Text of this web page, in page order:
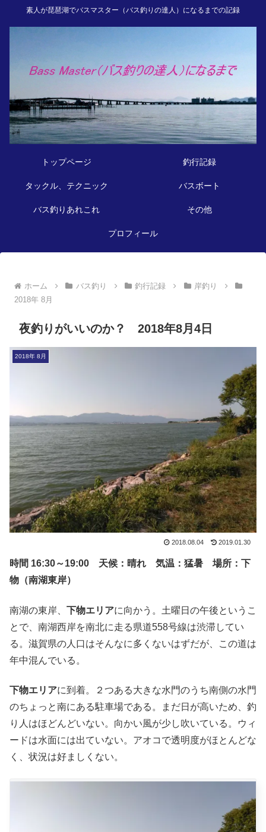
素人が琵琶湖でバスマスター（バス釣りの達人）になるまでの記録
トップページ 釣行記録
タックル、テクニック バスボート
バス釣りあれこれ その他
プロフィール
ホーム バス釣り 釣行記録
岸釣り
2018年 8月
夜釣りがいいのか？ 2018年8月4日
2018年 8月
2018.08.04 2019.01.30
時間 16:30～19:00 天候：晴れ 気温：猛暑 場所：下
物（南湖東岸）
南湖の東岸、 下物エリアに向かう。土曜日の午後というこ
とで、南湖西岸を南北に走る県道558号線は渋滞してい
る。滋賀県の人口はそんなに多くないはずだが、この道は
年中混んでいる。
下物エリアに到着。２つある大きな水門のうち南側の水門
のちょっと南にある駐車場である。まだ日が高いため、釣
り人はほどんどいない。向かい風が少し吹いている。ウィ
ードは水面には出ていない。アオコで透明度がほとんどな
く、状況は好ましくない。